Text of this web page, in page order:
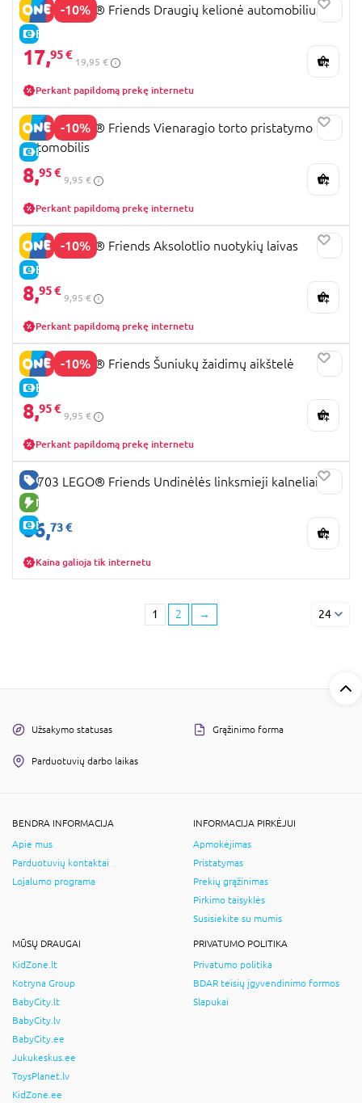
-10%
E-KAINA
42659 LEGO® Friends Draugių kelionė automobiliu
17,95 €
19,95 €
Perkant papildomą prekę internetu
-10%
E-KAINA
42675 LEGO® Friends Vienaragio torto pristatymo
automobilis
8,95 €
9,95 €
Perkant papildomą prekę internetu
-10%
E-KAINA
42681 LEGO® Friends Aksolotlio nuotykių laivas
8,95 €
9,95 €
Perkant papildomą prekę internetu
-10%
E-KAINA
42665 LEGO® Friends Šuniukų žaidimų aikštelė
8,95 €
9,95 €
Perkant papildomą prekę internetu
GERA KAINA
NAUJA PREKĖ
E-KAINA
42703 LEGO® Friends Undinėlės linksmieji kalneliai
86,73 €
Kaina galioja tik internetu
1 2 → 24
Užsakymo statusas Grąžinimo forma
Parduotuvių darbo laikas
BENDRA INFORMACIJA
Apie mus
Parduotuvių kontaktai
Lojalumo programa
INFORMACIJA PIRKĖJUI
Apmokėjimas
Pristatymas
Prekių grąžinimas
Pirkimo taisyklės
Susisiekite su mumis
MŪSŲ DRAUGAI
KidZone.lt
Kotryna Group
BabyCity.lt
BabyCity.lv
BabyCity.ee
Jukukeskus.ee
ToysPlanet.lv
KidZone.ee
PRIVATUMO POLITIKA
Privatumo politika
BDAR teisių įgyvendinimo formos
Slapukai